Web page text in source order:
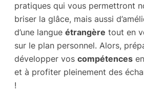
pratiques qui vous permettront
briser la glâce, mais aussi
d’une langue étrangère tout en
sur le plan personnel. Alors,
développer vos compétences
et à profiter pleinement des
!